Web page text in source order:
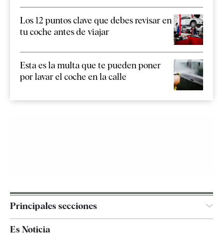
Los 12 puntos clave que debes revisar en
tu coche antes de viajar
Esta es la multa que te pueden poner
por lavar el coche en la calle
Principales secciones
Es Noticia